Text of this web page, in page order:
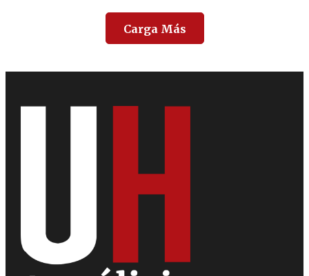
Carga Más